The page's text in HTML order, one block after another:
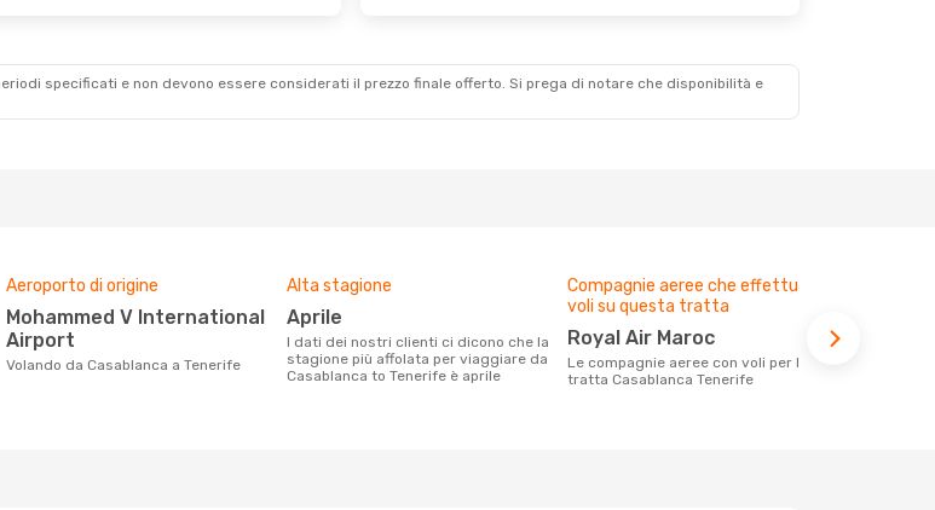
specificati e non devono essere considerati il ​​prezzo finale offerto. Si prega di notare che disponibilità e
Aeroporto di origine
Mohammed V International
Airport
Volando da Casablanca a Tenerife
Alta stagione
aprile
I dati dei nostri clienti ci dicono che la
stagione più affolata per viaggiare da
Casablanca to Tenerife è aprile
Compagnie aeree che effettuano
voli su questa tratta
Royal Air Maroc
Le compagnie aeree con voli per la
tratta Casablanca Tenerife